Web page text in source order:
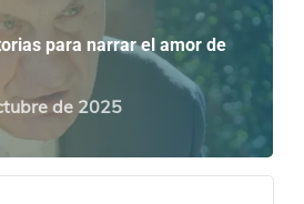
para narrar el amor de
de 2025